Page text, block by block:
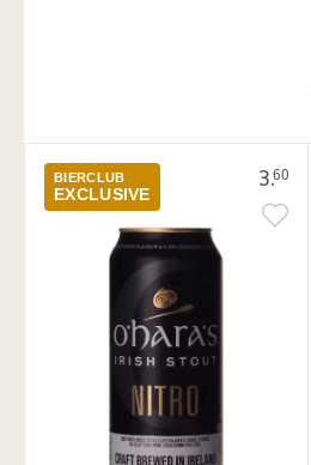
3.60
BIERCLUB
EXCLUSIVE